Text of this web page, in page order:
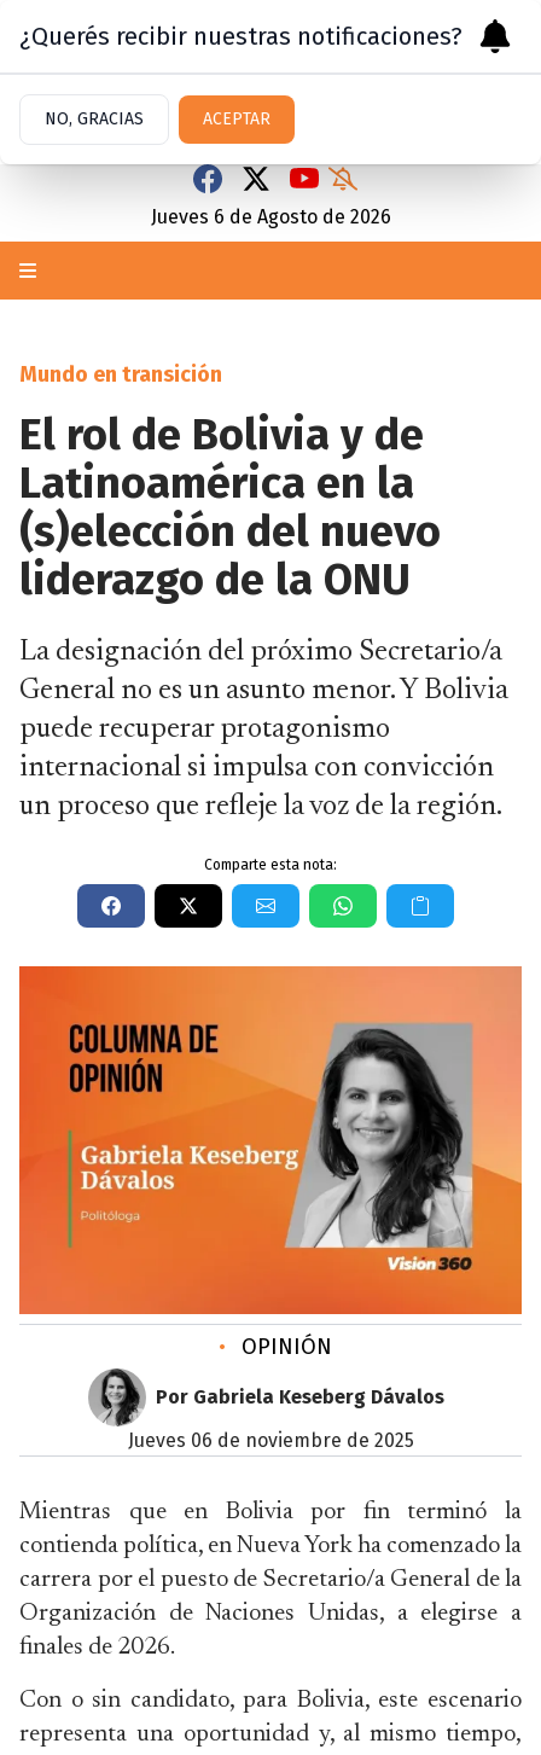
Jueves 6 de Agosto de 2026
Mundo en transición
El rol de Bolivia y de
Latinoamérica en la
(s)elección del nuevo
liderazgo de la ONU
La designación del próximo Secretario/a
General no es un asunto menor. Y Bolivia
puede recuperar protagonismo
internacional si impulsa con convicción
un proceso que refleje la voz de la región.
Comparte esta nota:
• OPINIÓN
Por Gabriela Keseberg Dávalos
jueves 06 de noviembre de 2025
Mientras que en Bolivia por fin terminó la
contienda política, en Nueva York ha comenzado la
carrera por el puesto de Secretario/a General de la
Organización de Naciones Unidas, a elegirse a
finales de 2026.
Con o sin candidato, para Bolivia, este escenario
representa una oportunidad y, al mismo tiempo,
¿Querés recibir nuestras notificaciones?
NO, GRACIAS ACEPTAR